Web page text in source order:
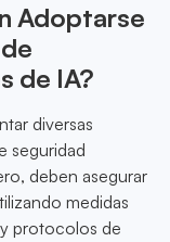
Adoptarse
de IA?
diversas
seguridad
deben asegurar
medidas
protocolos de